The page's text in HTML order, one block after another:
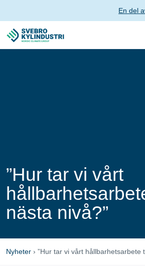
En del
”Hur tar vi vårt
nästa nivå?”
Nyheter › ”Hur tar vi vårt hållbarhetsarbete